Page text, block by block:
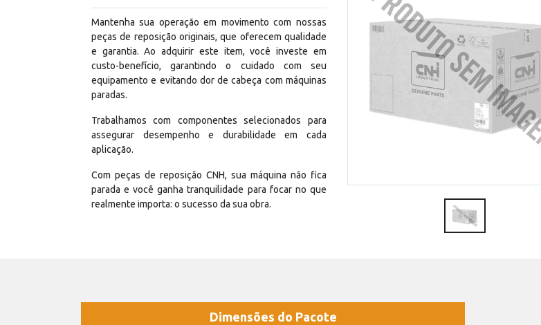
Mantenha sua operação em movimento com nossas
peças de reposição originais, que oferecem qualidade
e garantia. Ao adquirir este item, você investe em
custo-benefício, garantindo o cuidado com seu
equipamento e evitando dor de cabeça com máquinas
paradas.
Trabalhamos com componentes selecionados para
assegurar desempenho e durabilidade em cada
aplicação.
Com peças de reposição CNH, sua máquina não fica
parada e você ganha tranquilidade para focar no que
realmente importa: o sucesso da sua obra.
Dimensões do Pacote